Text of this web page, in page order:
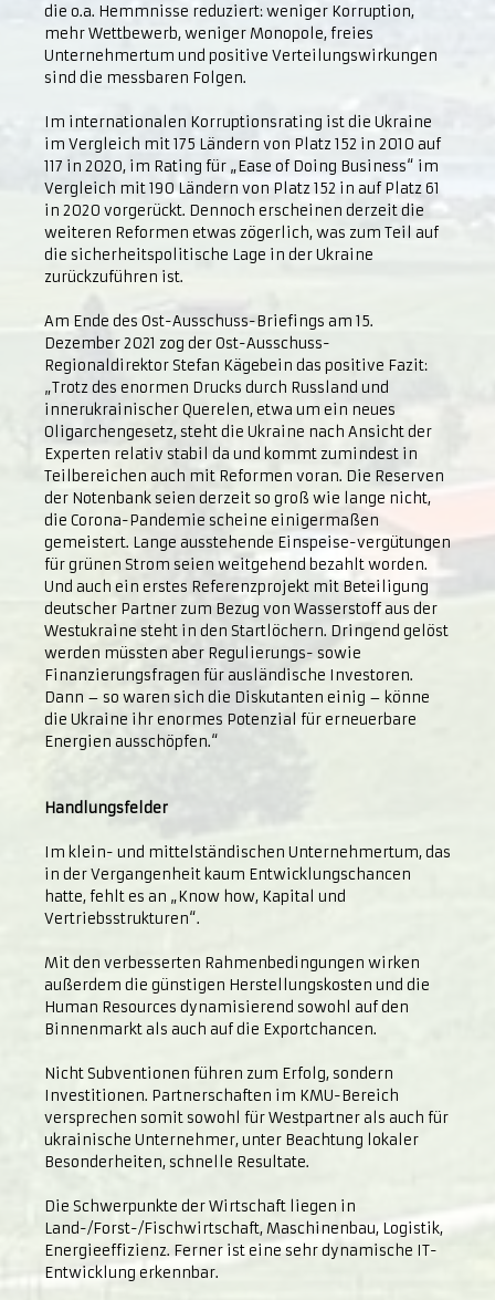
die o.a. Hemmnisse reduziert: weniger Korruption,
mehr Wettbewerb, weniger Monopole, freies
Unternehmertum und positive Verteilungswirkungen
sind die messbaren Folgen.
Im internationalen Korruptionsrating ist die Ukraine
im Vergleich mit 175 Ländern von Platz 152 in 2010 auf
117 in 2020, im Rating für „Ease of Doing Business“ im
Vergleich mit 190 Ländern von Platz 152 in auf Platz 61
in 2020 vorgerückt. Dennoch erscheinen derzeit die
weiteren Reformen etwas zögerlich, was zum Teil auf
die sicherheitspolitische Lage in der Ukraine
zurückzuführen ist.
Am Ende des Ost-Ausschuss-Briefings am 15.
Dezember 2021 zog der Ost-Ausschuss-
Regionaldirektor Stefan Kägebein das positive Fazit:
„Trotz des enormen Drucks durch Russland und
innerukrainischer Querelen, etwa um ein neues
Oligarchengesetz, steht die Ukraine nach Ansicht der
Experten relativ stabil da und kommt zumindest in
Teilbereichen auch mit Reformen voran. Die Reserven
der Notenbank seien derzeit so groß wie lange nicht,
die Corona-Pandemie scheine einigermaßen
gemeistert. Lange ausstehende Einspeise-vergütungen
für grünen Strom seien weitgehend bezahlt worden.
Und auch ein erstes Referenzprojekt mit Beteiligung
deutscher Partner zum Bezug von Wasserstoff aus der
Westukraine steht in den Startlöchern. Dringend gelöst
werden müssten aber Regulierungs- sowie
Finanzierungsfragen für ausländische Investoren.
Dann – so waren sich die Diskutanten einig – könne
die Ukraine ihr enormes Potenzial für erneuerbare
Energien ausschöpfen.“
Handlungsfelder
Im klein- und mittelständischen Unternehmertum, das
in der Vergangenheit kaum Entwicklungschancen
hatte, fehlt es an „Know how, Kapital und
Vertriebsstrukturen“.
Mit den verbesserten Rahmenbedingungen wirken
außerdem die günstigen Herstellungskosten und die
Human Resources dynamisierend sowohl auf den
Binnenmarkt als auch auf die Exportchancen.
Nicht Subventionen führen zum Erfolg, sondern
Investitionen. Partnerschaften im KMU-Bereich
versprechen somit sowohl für Westpartner als auch für
ukrainische Unternehmer, unter Beachtung lokaler
Besonderheiten, schnelle Resultate.
Die Schwerpunkte der Wirtschaft liegen in
Land-/Forst-/Fischwirtschaft, Maschinenbau, Logistik,
Energieeffizienz. Ferner ist eine sehr dynamische IT-
Entwicklung erkennbar.